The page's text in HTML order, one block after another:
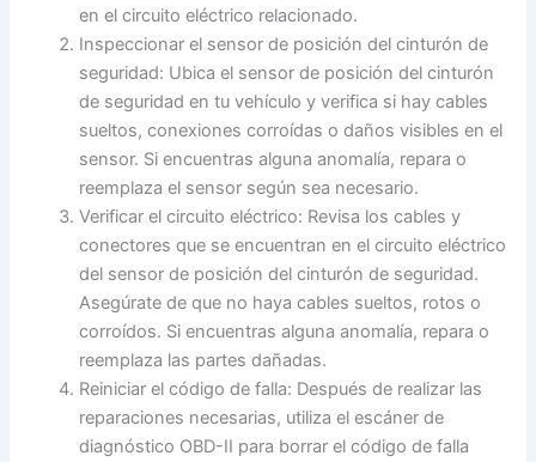
en el circuito eléctrico relacionado.
Inspeccionar el sensor de posición del cinturón de
seguridad: Ubica el sensor de posición del cinturón
de seguridad en tu vehículo y verifica si hay cables
sueltos, conexiones corroídas o daños visibles en el
sensor. Si encuentras alguna anomalía, repara o
reemplaza el sensor según sea necesario.
Verificar el circuito eléctrico: Revisa los cables y
conectores que se encuentran en el circuito eléctrico
del sensor de posición del cinturón de seguridad.
Asegúrate de que no haya cables sueltos, rotos o
corroídos. Si encuentras alguna anomalía, repara o
reemplaza las partes dañadas.
Reiniciar el código de falla: Después de realizar las
reparaciones necesarias, utiliza el escáner de
diagnóstico OBD-II para borrar el código de falla